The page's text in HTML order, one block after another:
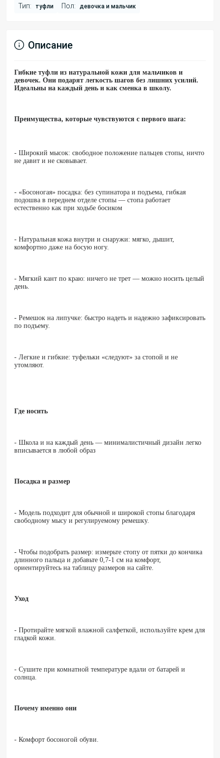
Тип: туфли Пол: девочка и мальчик
Описание
Гибкие туфли из натуральной кожи для мальчиков и
девочек. Они подарят легкость шагов без лишних усилий.
Идеальны на каждый день и как сменка в школу.
Преимущества, которые чувствуются с первого шага:
- Широкий мысок: свободное положение пальцев стопы, ничто
не давит и не сковывает.
- «Босоногая» посадка: без супинатора и подъема, гибкая
подошва в переднем отделе стопы — стопа работает
естественно как при ходьбе босиком
- Натуральная кожа внутри и снаружи: мягко, дышит,
комфортно даже на босую ногу.
- Мягкий кант по краю: ничего не трет — можно носить целый
день.
- Ремешок на липучке: быстро надеть и надежно зафиксировать
по подъему.
- Легкие и гибкие: туфельки «следуют» за стопой и не
утомляют.
Где носить
- Школа и на каждый день — минималистичный дизайн легко
вписывается в любой образ
Посадка и размер
- Модель подходит для обычной и широкой стопы благодаря
свободному мысу и регулируемому ремешку.
- Чтобы подобрать размер: измерьте стопу от пятки до кончика
длинного пальца и добавьте 0,7-1 см на комфорт,
ориентируйтесь на таблицу размеров на сайте.
Уход
- Протирайте мягкой влажной салфеткой, используйте крем для
гладкой кожи.
- Сушите при комнатной температуре вдали от батарей и
солнца.
Почему именно они
- Комфорт босоногой обуви.